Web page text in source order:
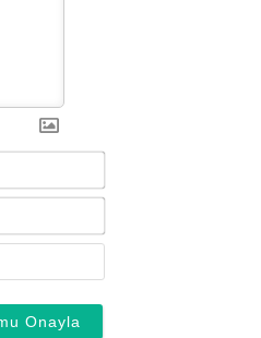
Ad:*
E-